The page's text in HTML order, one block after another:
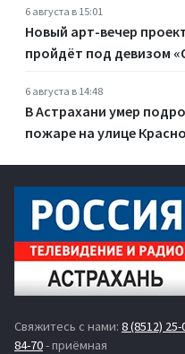
6 августа в 15:01
Новый арт-вечер
пройдёт под девизом
6 августа в 14:48
В Астрахани умер
пожаре на улице
Свяжитесь с нами: 8 (8512) 25-
84-70- приёмная